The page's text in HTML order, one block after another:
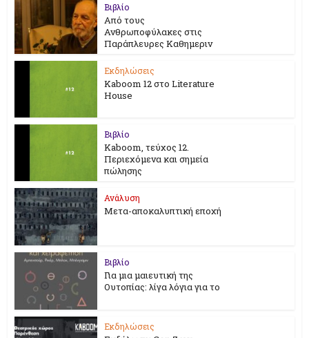
Βιβλίο
Από τους
Ανθρωποφύλακες στις
Παράπλευρες Καθημεριν
Εκδηλώσεις
Kaboom 12 στο Literature
House
Βιβλίο
Kaboom, τεύχος 12.
Περιεχόμενα και σημεία
πώλησης
Ανάλυση
Μετα-αποκαλυπτική εποχή
Βιβλίο
Για μια μαιευτική της
Ουτοπίας: λίγα λόγια για το
Εκδηλώσεις